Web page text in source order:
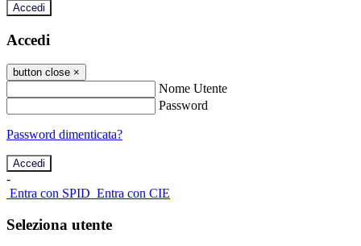
Accedi
Accedi
button close ×
Nome Utente
Password
Password dimenticata?
-
Entra con SPID Entra con CIE
Seleziona utente